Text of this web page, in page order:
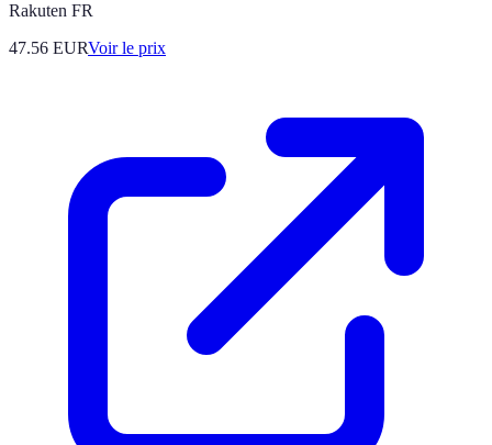
Rakuten FR
47.56 EURVoir le prix